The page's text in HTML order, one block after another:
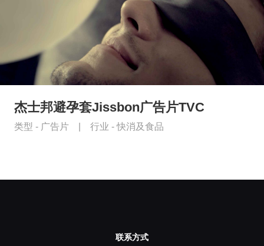
杰士邦避孕套Jissbon广告片TVC
类型 - 广告片 行业 -快消及食品
联系方式